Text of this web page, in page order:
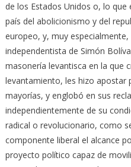
de los Estados Unidos o, lo
país del abolicionismo y del
europeo, y, muy
independentista de Simón
masonería levantisca en la que
levantamiento, les hizo apostar
mayorías, y englobó en sus
independientemente de su
radical o revolucionario, como
componente liberal el alcance
proyecto político capaz de